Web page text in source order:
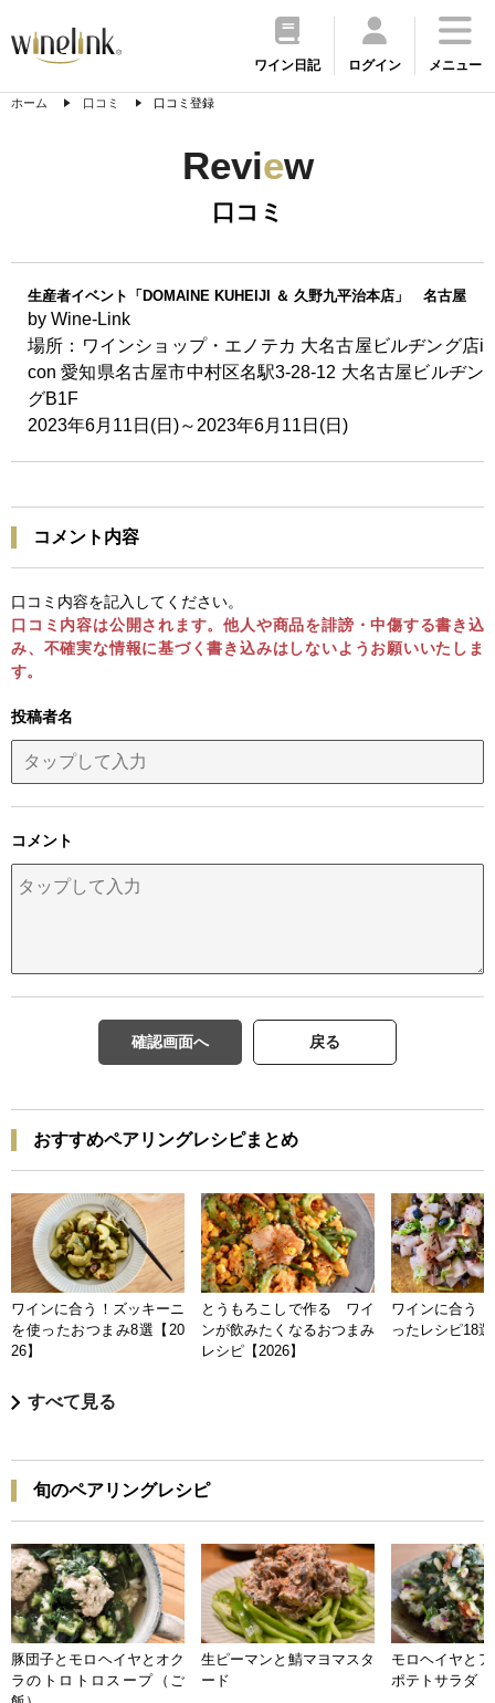
ワイン日記 ログイン メニュー
ホーム 口コミ 口コミ登録
Review
口コミ
生産者イベント「DOMAINE KUHEIJI ＆ 久野九平治本店」 名古屋
by Wine-Link
場所：ワインショップ・エノテカ 大名古屋ビルヂング店i
con 愛知県名古屋市中村区名駅3-28-12 大名古屋ビルヂン
グB1F
2023年6月11日(日)～2023年6月11日(日)
コメント内容
口コミ内容を記入してください。
口コミ内容は公開されます。他人や商品を誹謗・中傷する書き込
み、不確実な情報に基づく書き込みはしないようお願いいたしま
す。
投稿者名
コメント
確認画面へ 戻る
おすすめペアリングレシピまとめ
ワインに合う！ズッキーニ
を使ったおつまみ8選【20
26】
とうもろこしで作る ワイ
ンが飲みたくなるおつまみ
レシピ【2026】
ワインに合う
ったレシピ18
すべて見る
旬のペアリングレシピ
豚団子とモロヘイヤとオク
ラのトロトロスープ（ご
生ピーマンと鯖マヨマスタ
ード
モロヘイヤと
ポテトサラダ